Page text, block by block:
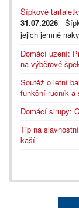
Šípkové
31.07.2026 -
jejich jemně
Domácí uzení:
na výběrové
Soutěž o letní
funkční ručník a
Domácí sirupy:
Tip na
kaší